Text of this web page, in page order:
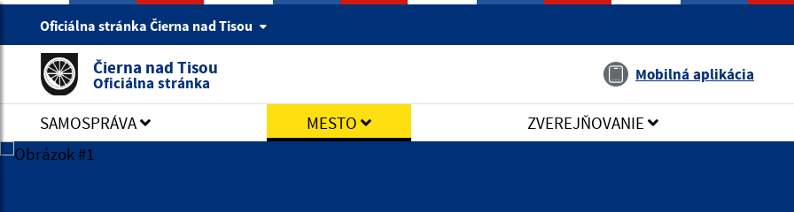
Oficiálna stránka Čierna nad Tisou
Čierna nad Tisou
Oficiálna stránka Mobilná aplikácia
SAMOSPRÁVA MESTO ZVEREJŇOVANIE